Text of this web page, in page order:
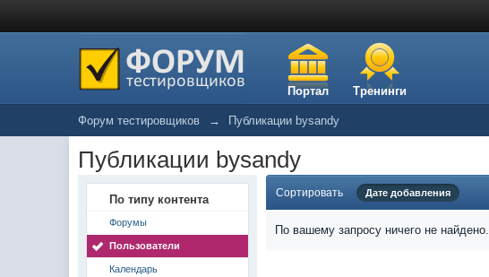
Портал Тренинги
Форум тестировщиков → Публикации bysandy
Публикации bysandy
По типу контента
Форумы
Пользователи
Календарь
Сортировать Дате добавления
По вашему запросу ничего не найдено.